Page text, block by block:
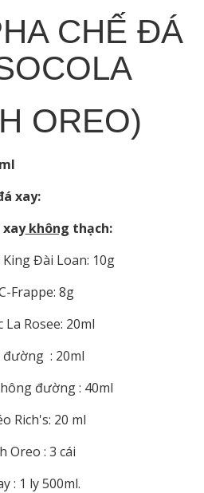
CHẾ ĐÁ
OREO)
xay:
xaykhông thạch:
King Đài Loan: 10g
Frappe: 8g
La Rosee: 20ml
đường : 20ml
đường : 40ml
Rich's: 20 ml
Oreo : 3 cái
: 1 ly 500ml.